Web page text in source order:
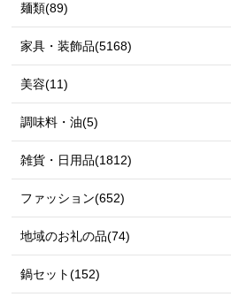
麺類(89)
家具・装飾品(5168)
美容(11)
調味料・油(5)
雑貨・日用品(1812)
ファッション(652)
地域のお礼の品(74)
鍋セット(152)